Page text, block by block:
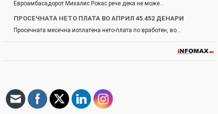
Евроамбасадорот Михалис Рокас рече дека не може…
ПРОСЕЧНАТА НЕТО ПЛАТА ВО АПРИЛ 45.452 ДЕНАРИ
Просечната месечна исплатена нето-плата по вработен, во…